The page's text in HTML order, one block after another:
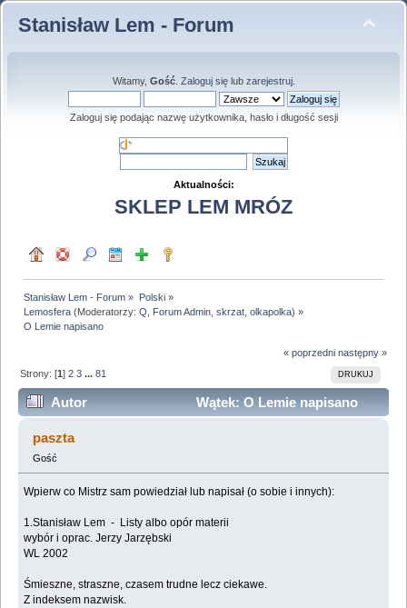
Stanisław Lem - Forum
Witamy, Gość. Zaloguj sięlub zarejestruj.
Zaloguj się podając nazwę użytkownika, hasło i długość sesji
Aktualności:
SKLEP LEM MRÓZ
Stanisław Lem - Forum » Polski»
Lemosfera (Moderatorzy:Q Forum Admin ,skrzat ,olkapolka) »
O Lemie napisano
« poprzedni następny »
DRUKUJ
Strony: [1]2 3 ...81
Autor
Wątek: O Lemie napisano
(Przeczytany 2675010 razy)
paszta
Gość
Wpierw co Mistrz sam powiedział lub napisał (o sobie i innych):
1.Stanisław Lem - Listy albo opór materii
wybór i oprac. Jerzy Jarzębski
WL 2002
Śmieszne, straszne, czasem trudne lecz ciekawe.
Z indeksem nazwisk.